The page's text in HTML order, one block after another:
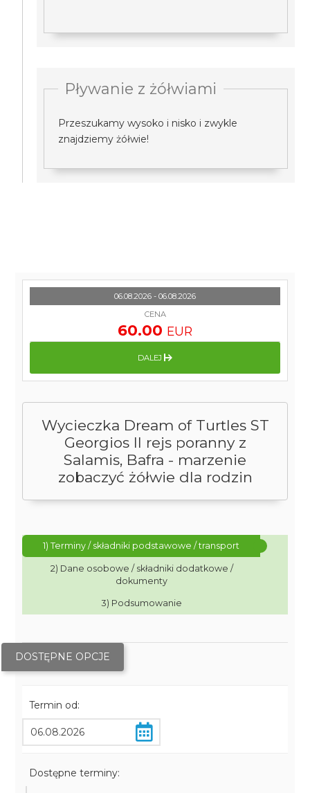
Pływanie z żółwiami
Przeszukamy wysoko i nisko i zwykle
znajdziemy żółwie!
Wycieczka Dream of Turtles ST
Georgios II rejs poranny z
Salamis, Bafra - marzenie
zobaczyć żółwie dla rodzin
1) Terminy / składniki podstawowe / transport
2) Dane osobowe / składniki dodatkowe /
dokumenty
3) Podsumowanie
DOSTĘPNE OPCJE
Termin od:
Dostępne terminy:
06.08.2026 - 06.08.2026
CENA
60.00 EUR
DALEJ